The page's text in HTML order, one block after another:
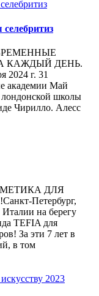
КАЖДЫЙ ДЕНЬ.
2024 г. 31
академии Май
лондонской школы
Чирилло. Алесс
ДЛЯ
Петербург,
Италии на берегу
TEFIA для
За эти 7 лет в
в том